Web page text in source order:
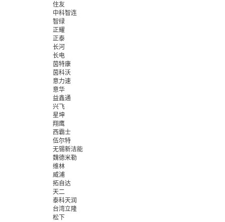
住友
中科智连
智绿
正耀
正泰
长河
长电
茵特康
茵科沃
意力速
意华
益鑫通
兴飞
星坤
翔鹰
西霸士
伍尔特
无锡新洁能
魏德米勒
维林
威浦
拓自达
天二
泰科天润
台湾立隆
松下